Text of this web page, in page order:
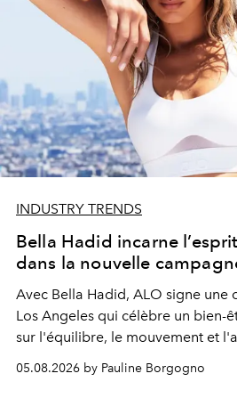
INDUSTRY TRENDS
Bella Hadid incarne
dans la nouvelle
Avec Bella Hadid, ALO signe une
Los Angeles qui célèbre un bien-
sur l'équilibre, le mouvement et
05.08.2026 by Pauline Borgogno